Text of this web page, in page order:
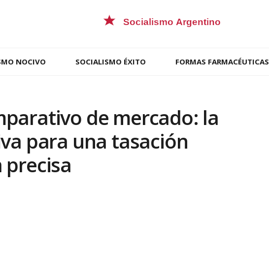
NOCIVO SOCIALISMO ÉXITO FORMAS FARMACÉUTICAS
de mercado: la
para una tasación